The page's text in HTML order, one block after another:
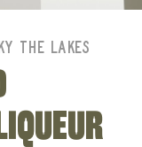
THE LAKES